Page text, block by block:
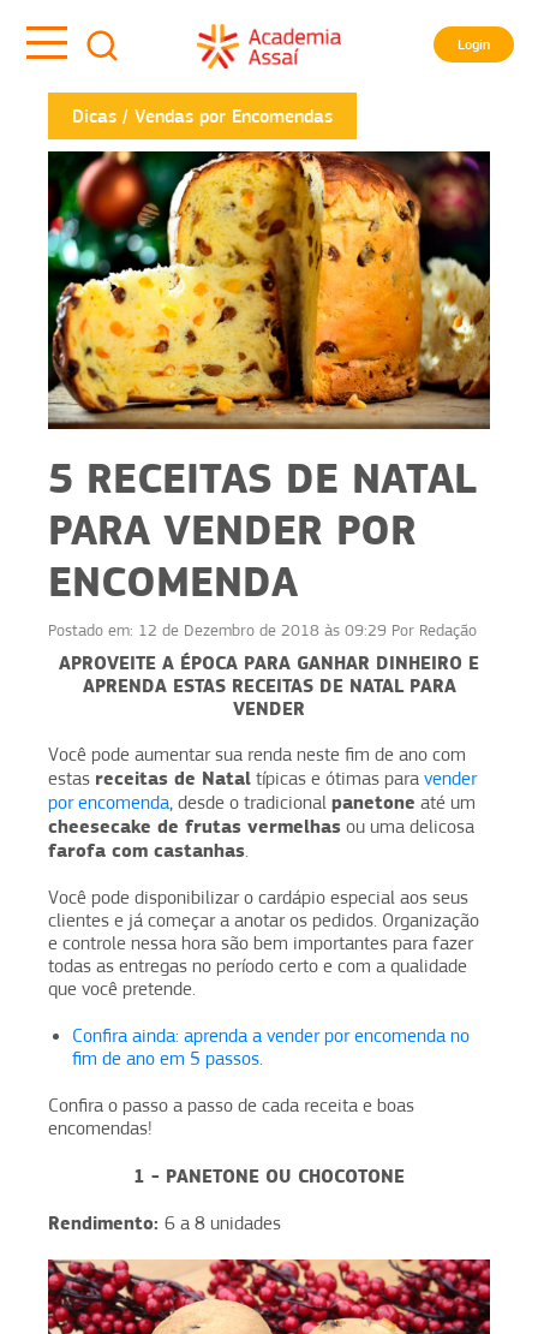
Login
Dicas Vendas por Encomendas
5 RECEITAS DE NATAL
PARA VENDER POR
ENCOMENDA
Postado em: 12 de Dezembro de 2018 às 09:29 Por Redação
APROVEITE A ÉPOCA PARA GANHAR DINHEIRO E
APRENDA ESTAS RECEITAS DE NATAL PARA
VENDER
Você pode aumentar sua renda neste fim de ano com
estas receitas de Natal típicas e ótimas para vender
por encomenda, desde o tradicional panetone até um
cheesecake de frutas vermelhas ou uma delicosa
farofa com castanhas.
Você pode disponibilizar o cardápio especial aos seus
clientes e já começar a anotar os pedidos. Organização
e controle nessa hora são bem importantes para fazer
todas as entregas no período certo e com a qualidade
que você pretende.
Confira ainda: aprenda a vender por encomenda no
fim de ano em 5 passos.
Confira o passo a passo de cada receita e boas
encomendas!
1 - PANETONE OU CHOCOTONE
Rendimento: 6 a 8 unidades